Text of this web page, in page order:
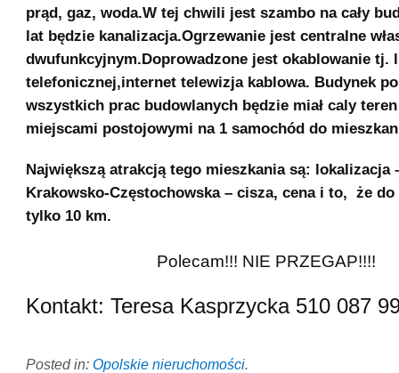
prąd, gaz, woda.W tej chwili jest szambo na cały
lat będzie kanalizacja.Ogrzewanie jest centralne
dwufunkcyjnym.Doprowadzone jest okablowanie tj.
telefonicznej,internet telewizja kablowa. Budynek
wszystkich prac budowlanych będzie miał caly
miejscami postojowymi na 1 samochód do
Największą atrakcją tego mieszkania są: lokalizacja
Krakowsko-Częstochowska – cisza, cena i to, że
tylko 10 km.
Polecam!!! NIE PRZEGAP!!!!
Kontakt: Teresa Kasprzycka 510 087
Posted in: Opolskie nieruchomości.